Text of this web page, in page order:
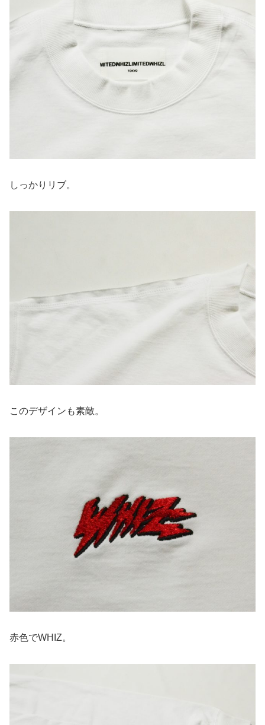
しっかりリブ。
このデザインも素敵。
赤色でWHIZ。